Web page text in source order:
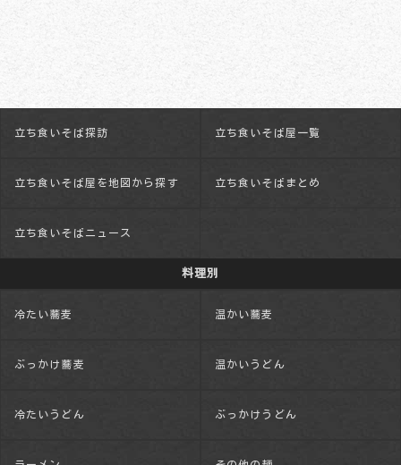
立ち食いそば探訪 立ち食いそば屋一覧
立ち食いそば屋を地図から探す 立ち食いそばまとめ
立ち食いそばニュース
料理別
冷たい蕎麦 温かい蕎麦
ぶっかけ蕎麦 温かいうどん
冷たいうどん ぶっかけうどん